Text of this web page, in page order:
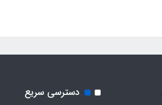
دسترسی سریع